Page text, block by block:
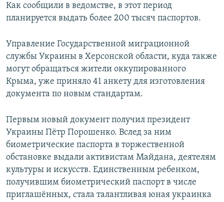
Как сообщили в ведомстве, в этот период
планируется выдать более 200 тысяч паспортов.
Управление Государственной миграционной
службы Украины в Херсонской области, куда также
могут обращаться жители оккупированного
Крыма, уже приняло 41 анкету для изготовления
документа по новым стандартам.
Первым новый документ получил президент
Украины Пётр Порошенко. Вслед за ним
биометрические паспорта в торжественной
обстановке выдали активистам Майдана, деятелям
культуры и искусств. Единственным ребенком,
получившим биометрический паспорт в числе
приглашённых, стала талантливая юная украинка